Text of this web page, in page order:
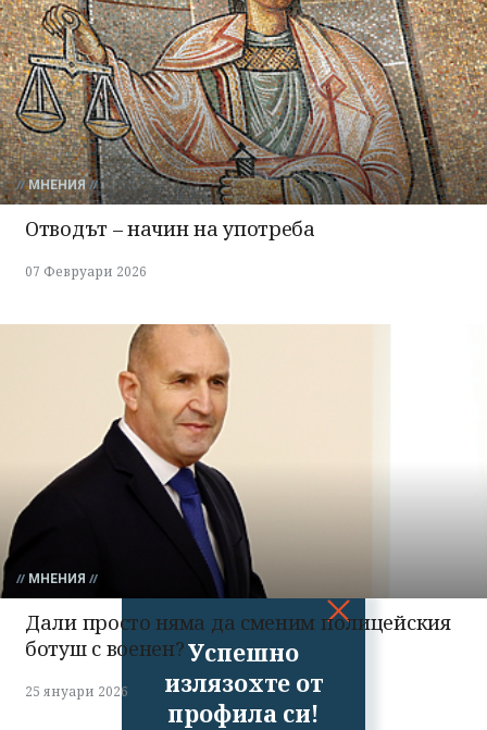
Успешно
излязохте от
профила си!
МНЕНИЯ
Отводът – начин на употреба
07 Февруари 2026
МНЕНИЯ
Дали просто няма да сменим полицейския
ботуш с военен?
25 януари 2026